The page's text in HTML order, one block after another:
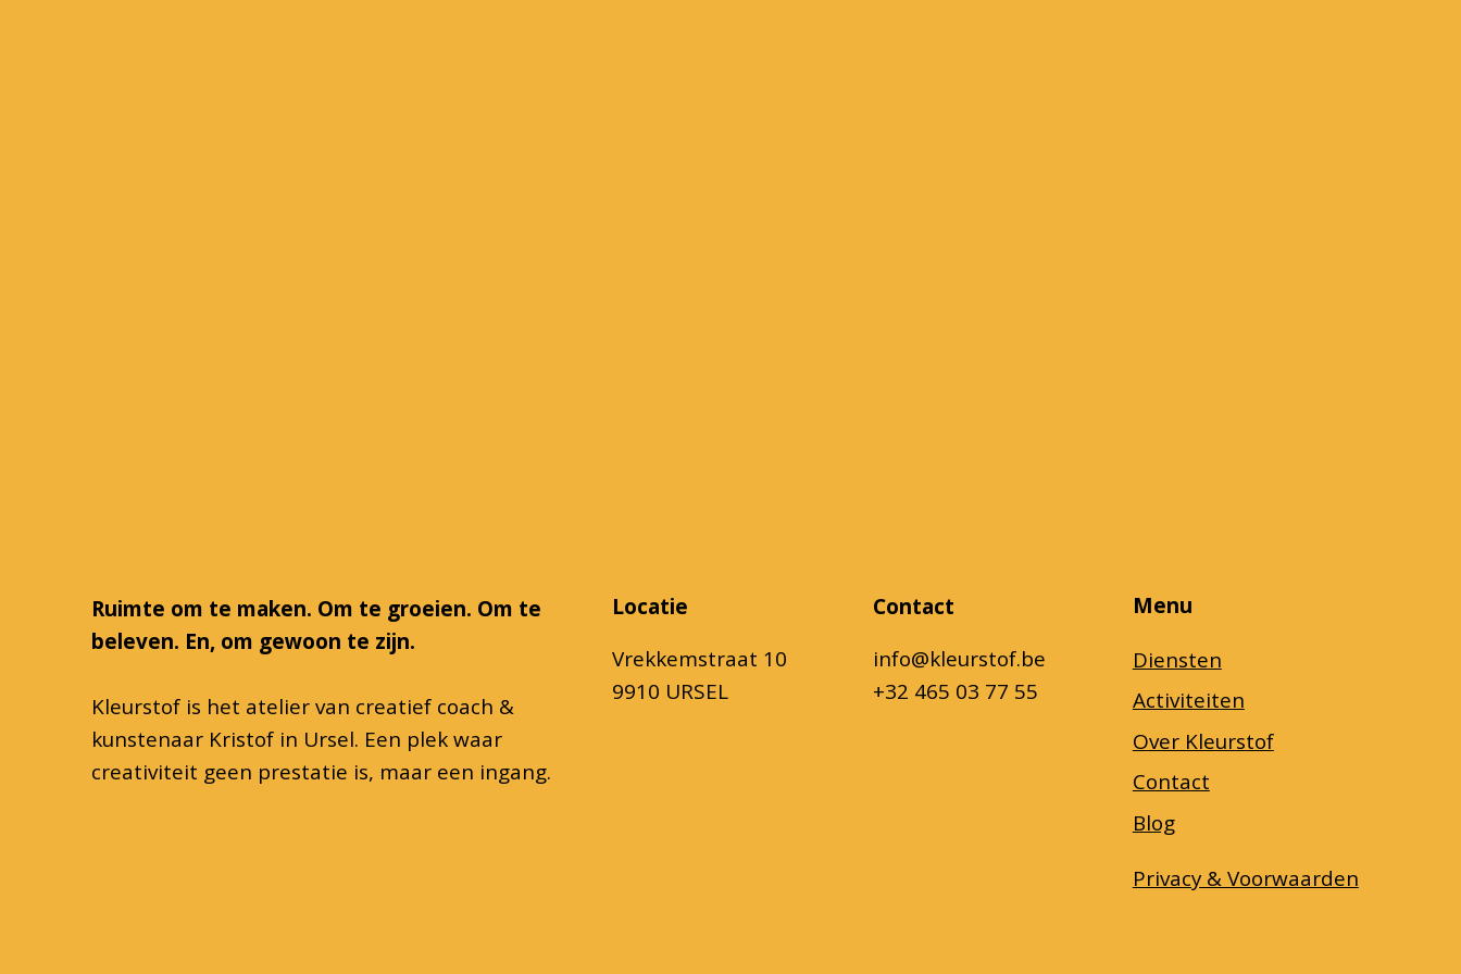
Ruimte om te maken. Om te groeien. Om te
beleven. En, om gewoon te zijn.
Kleurstof is het atelier van creatief coach &
kunstenaar Kristof in Ursel. Een plek waar
creativiteit geen prestatie is, maar een ingang.
Locatie
Vrekkemstraat 10
9910 URSEL
Contact
info@kleurstof.be
+32 465 03 77 55
Menu
Diensten
Activiteiten
Over Kleurstof
Contact
Blog
Privacy & Voorwaarden